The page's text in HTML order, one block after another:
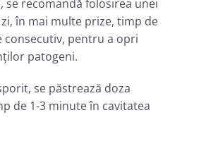
se recomandă folosirea unei
în mai multe prize, timp de
consecutiv, pentru a opri
patogeni.
se păstrează doza
de 1-3 minute în cavitatea